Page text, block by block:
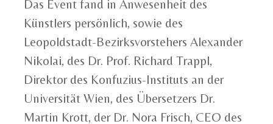
Das Event fand in Anwesenheit des
Künstlers persönlich, sowie des
Leopoldstadt-Bezirksvorstehers Alexander
Nikolai, des Dr. Prof. Richard Trappl,
Direktor des Konfuzius-Instituts an der
Universität Wien, des Übersetzers Dr.
Martin Krott, der Dr. Nora Frisch, CEO des